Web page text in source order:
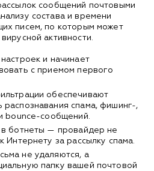
сообщений почтовыми
состава и времени
писем, по которым может
активности.
и начинает
с приемом первого
обеспечивают
распознавания спама, фишинг-,
bounce-сообщений.
в ботнеты — провайдер не
Интернету за рассылку спама.
не удаляются, а
папку вашей почтовой